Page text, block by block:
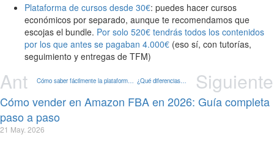
Plataforma de cursos desde 30€: puedes hacer cursos
económicos por separado, aunque te recomendamos que
escojas el bundle. Por solo 520€ tendrás todos los contenidos
por los que antes se pagaban 4.000€ (eso sí, con tutorías,
seguimiento y entregas de TFM)
Ant Cómo saber fácilmente la plataforma y tecnología usada en una web ¿Qué diferencias hay entre un máster oficial y un máster propio? Siguiente
Cómo vender en Amazon FBA en 2026: Guía completa
paso a paso
21 May. 2026